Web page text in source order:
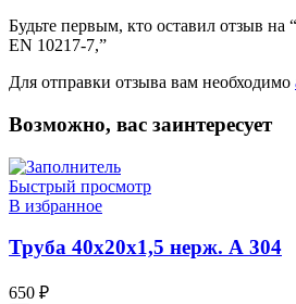
Будьте первым, кто оставил отзыв на
EN 10217-7,”
Для отправки отзыва вам необходимо
Возможно, вас заинтересует
Быстрый просмотр
В избранное
Труба 40х20х1,5 нерж. А 304
650 ₽